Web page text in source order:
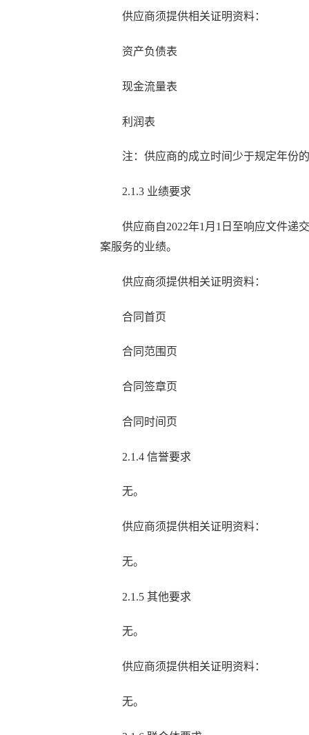
供应商须提供相关证明资料：
资产负债表
现金流量表
利润表
注：供应商的成立时间少于规定年份
2.1.3 业绩要求
供应商自2022年1月1日至响应文件递
案服务的业绩。
供应商须提供相关证明资料：
合同首页
合同范围页
合同签章页
合同时间页
2.1.4 信誉要求
无。
供应商须提供相关证明资料：
无。
2.1.5 其他要求
无。
供应商须提供相关证明资料：
无。